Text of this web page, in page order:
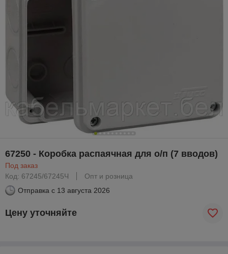
67250 - Коробка распаячная для о/п (7 вводов)
Под заказ
Код: 67245/67245Ч
Опт и розница
Отправка с 13 августа 2026
Цену уточняйте